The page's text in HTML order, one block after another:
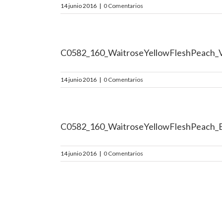
14 junio 2016 | 0 Comentarios
14 junio 2016 | 0 Comentarios
14 junio 2016 | 0 Comentarios